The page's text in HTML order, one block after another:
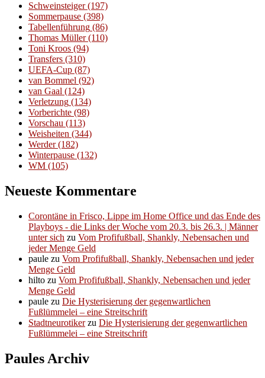
Schweinsteiger(197)
Sommerpause (398)
Tabellenführung (86)
Thomas Müller(110)
Toni Kroos (94)
Transfers (310)
UEFA-Cup (87)
van Bommel (92)
van Gaal (124)
Verletzung (134)
Vorberichte (98)
Vorschau (113)
Weisheiten (344)
Werder(182)
Winterpause (132)
WM (105)
Neueste Kommentare
Corontäne in Frisco, Lippe im Home Office und das Ende des
Playboys - die Links der Woche vom 20.3. bis 26.3. | Männer
unter sich zu Vom Profifußball, Shankly, Nebensachen und
jeder Menge Geld
paule zu Vom Profifußball, Shankly, Nebensachen und jeder
Menge Geld
hilto zu Vom Profifußball, Shankly, Nebensachen und jeder
Menge Geld
paule zu Die Hysterisierung der gegenwartlichen
Fußlümmelei – eine Streitschrift
Stadtneurotikerzu Die Hysterisierung der gegenwartlichen
Fußlümmelei – eine Streitschrift
Paules Archiv